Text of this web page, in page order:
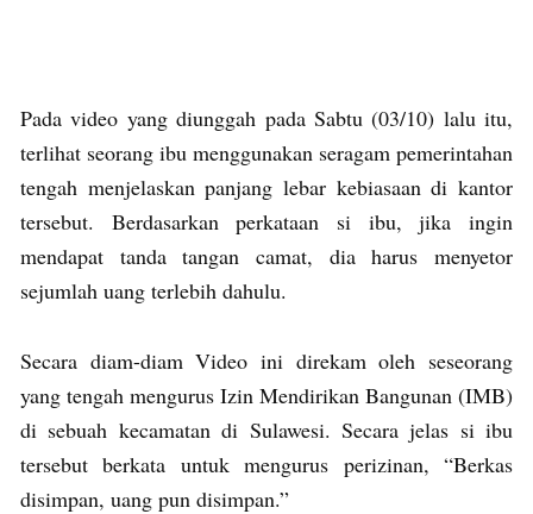
Pada video yang diunggah pada Sabtu (03/10) lalu itu,
terlihat seorang ibu menggunakan seragam pemerintahan
tengah menjelaskan panjang lebar kebiasaan di kantor
tersebut. Berdasarkan perkataan si ibu, jika ingin
mendapat tanda tangan camat, dia harus menyetor
sejumlah uang terlebih dahulu.
Secara diam-diam Video ini direkam oleh seseorang
yang tengah mengurus Izin Mendirikan Bangunan (IMB)
di sebuah kecamatan di Sulawesi. Secara jelas si ibu
tersebut berkata untuk mengurus perizinan, “Berkas
disimpan, uang pun disimpan.”